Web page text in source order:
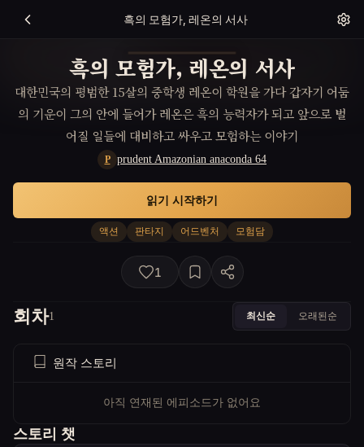
흑의 모험가, 레온의 서사
흑의 모험가, 레온의 서사
대한민국의 평범한 15살의 중학생 레온이 학원을 가다 갑자기 어둠
의 기운이 그의 안에 들어가 레온은 흑의 능력자가 되고 앞으로 벌
어질 일들에 대비하고 싸우고 모험하는 이야기
P prudent Amazonian anaconda 64
액션 판타지 어드벤처 모험담
읽기 시작하기
1
회차1 최신순 오래된순
원작 스토리
아직 연재된 에피소드가 없어요
스토리 챗